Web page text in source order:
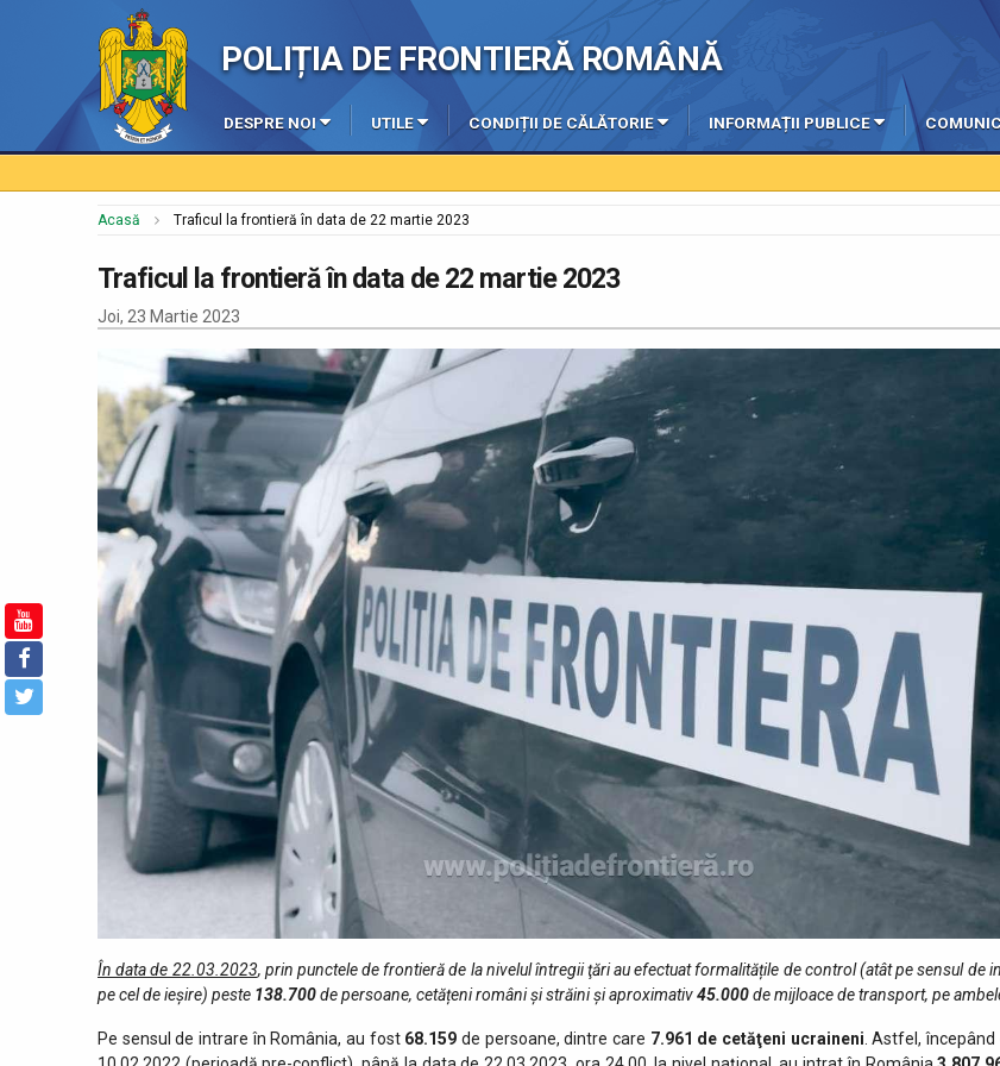
POLIȚIA DE FRONTIERĂ ROMÂNĂ
DESPRE NOI UTILE CONDIȚII DE CĂLĂTORIE INFORMAȚII PUBLICE
Acasă Traficul la frontieră în data de 22 martie 2023
Traficul la frontieră în data de 22 martie 2023
Joi, 23 Martie 2023
În data de 22.03.2023, prin punctele de fro­ntieră de la nivelul întregii ţări au efectuat formalitățile de control (atât pe sensul de
pe cel de ieşire) peste 138.700de persoane, cetățeni români și străini și aproximativ45.000de mijloace de transport, pe
Pe sensul de intrare în România, au fost 68.159de persoane, dintre care 7.961 de cetăţeni ucraineni . Astfel,